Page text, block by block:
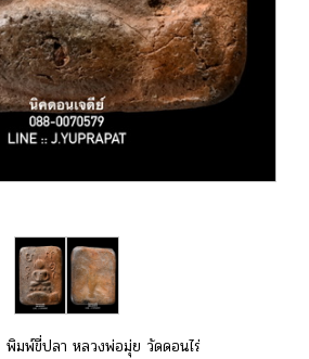
พิมพ์ขี่ปลา หลวงพ่อมุ่ย วัดดอนไร่